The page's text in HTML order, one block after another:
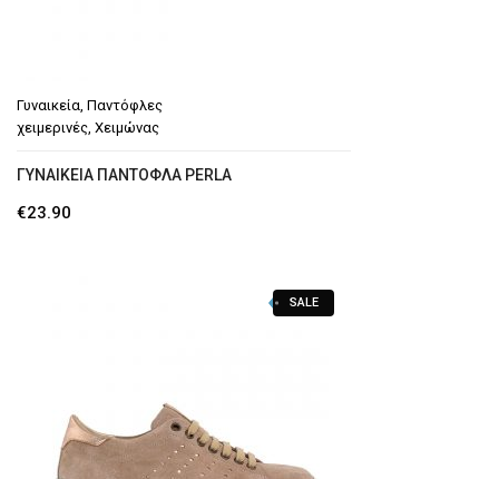
Γυναικεία Παντόφλες
χειμερινές Χειμώνας
ΓΥΝΑΙΚΕΊΑ ΠΑΝΤΌΦΛΑ PERLA
€23.90
SALE